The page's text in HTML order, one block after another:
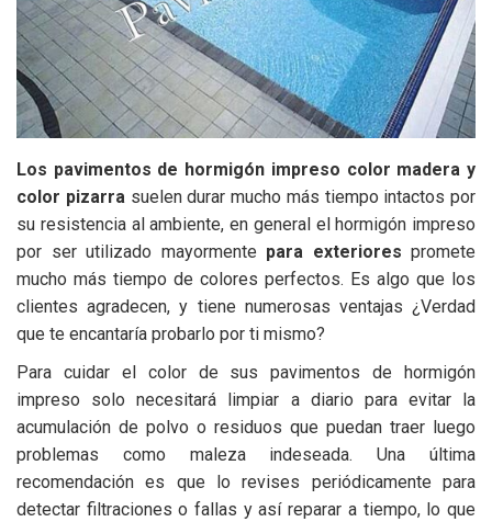
Los pavimentos de hormigón impreso color madera y
color pizarrasuelen durar mucho más tiempo intactos por
su resistencia al ambiente, en general el hormigón impreso
por ser utilizado mayormente para exteriores promete
mucho más tiempo de colores perfectos. Es algo que los
clientes agradecen, y tiene numerosas ventajas ¿Verdad
que te encantaría probarlo por ti mismo?
Para cuidar el color de sus pavimentos de hormigón
impreso solo necesitará limpiar a diario para evitar la
acumulación de polvo o residuos que puedan traer luego
problemas como maleza indeseada. Una última
recomendación es que lo revises periódicamente para
detectar filtraciones o fallas y así reparar a tiempo, lo que